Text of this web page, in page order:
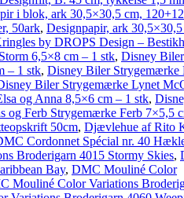
i blok, ark 30,5×30,5 cm,
50ark, Designpapir, ark
by DROPS Design –
6,5×8 cm – 1 stk, Disney Biler
– 1 stk, Disney Biler Strygemærke
Biler Strygemærke Lynet
og Anna 8,5×6 cm – 1 stk,
og Ferb Strygemærke Ferb 7×5,5
50cm, Djævlehue af Rito
Cordonnet Spécial nr. 40
Broderigarn 4015 Stormy Skies,
Bay, DMC Mouliné Color
Mouliné Color Variations